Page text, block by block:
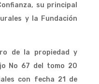
su principal
y la Fundación
de la propiedad y
No 67 del tomo 20
con fecha 21 de